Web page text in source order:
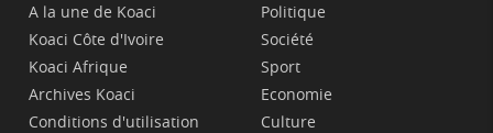
A la une de Koaci
Koaci Côte d'Ivoire
Koaci Afrique
Archives Koaci
Conditions d'utilisation
Politique
Société
Sport
Economie
Culture